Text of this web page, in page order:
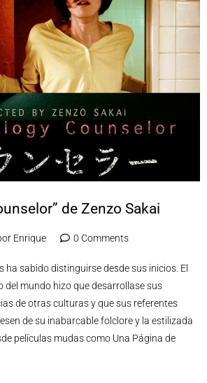
de Zenzo Sakai
Enrique 0 Comments
ha sabido distinguirse desde sus inicios. El
del mundo hizo que desarrollase sus
de otras culturas y que sus referentes
de su inabarcable folclore y la estilizada
películas mudas como Una Página de